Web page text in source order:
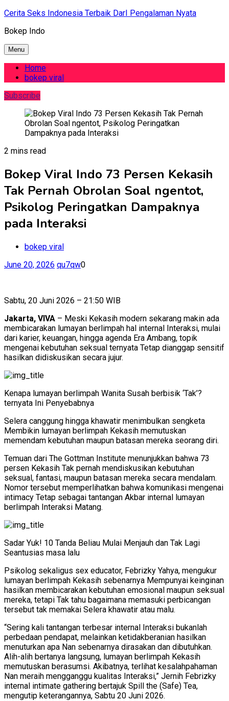
Skip
content
Cerita Seks Indonesia Terbaik DarI Pengalaman Nyata
Bokep Indo
Menu
Home
bokep viral
Subscribe
2 mins read
Bokep Viral Indo 73 Persen Kekasih
Tak Pernah Obrolan Soal ngentot,
Psikolog Peringatkan Dampaknya
pada Interaksi
bokep viral
June 20, 2026 qu7qw0
Sabtu, 20 Juni 2026 – 21:50 WIB
Jakarta, VIVA – Meski Kekasih modern sekarang makin ada
membicarakan lumayan berlimpah hal internal Interaksi, mulai
dari karier, keuangan, hingga agenda Era Ambang, topik
mengenai kebutuhan seksual ternyata Tetap dianggap sensitif
hasilkan didiskusikan secara jujur.
Kenapa lumayan berlimpah Wanita Susah berbisik ‘Tak’?
ternyata Ini Penyebabnya
Selera canggung hingga khawatir menimbulkan sengketa
Membikin lumayan berlimpah Kekasih memutuskan
memendam kebutuhan maupun batasan mereka seorang diri.
Temuan dari The Gottman Institute menunjukkan bahwa 73
persen Kekasih Tak pernah mendiskusikan kebutuhan
seksual, fantasi, maupun batasan mereka secara mendalam.
Nomor tersebut memperlihatkan bahwa komunikasi mengenai
intimacy Tetap sebagai tantangan Akbar internal lumayan
berlimpah Interaksi Matang.
Sadar Yuk! 10 Tanda Beliau Mulai Menjauh dan Tak Lagi
Seantusias masa lalu
Psikolog sekaligus sex educator, Febrizky Yahya, mengukur
lumayan berlimpah Kekasih sebenarnya Mempunyai keinginan
hasilkan membicarakan kebutuhan emosional maupun seksual
mereka, tetapi Tak tahu bagaimana memasuki perbicangan
tersebut tak memakai Selera khawatir atau malu.
“Sering kali tantangan terbesar internal Interaksi bukanlah
perbedaan pendapat, melainkan ketidakberanian hasilkan
menuturkan apa Nan sebenarnya dirasakan dan dibutuhkan.
Alih-alih bertanya langsung, lumayan berlimpah Kekasih
memutuskan berasumsi. Akibatnya, terlihat kesalahpahaman
Nan meraih mengganggu kualitas Interaksi,” Jernih Febrizky
internal intimate gathering bertajuk Spill the (Safe) Tea,
mengutip keterangannya, Sabtu 20 Juni 2026.